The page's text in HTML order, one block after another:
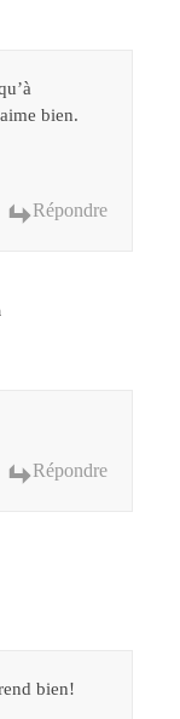
bien.
Répondre
Répondre
bien!